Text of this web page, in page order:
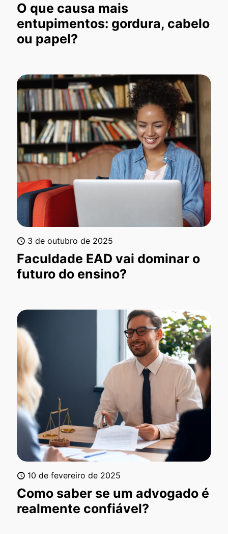
O que causa mais
entupimentos: gordura, cabelo
ou papel?
3 de outubro de 2025
Faculdade EAD vai dominar o
futuro do ensino?
10 de fevereiro de 2025
Como saber se um advogado é
realmente confiável?